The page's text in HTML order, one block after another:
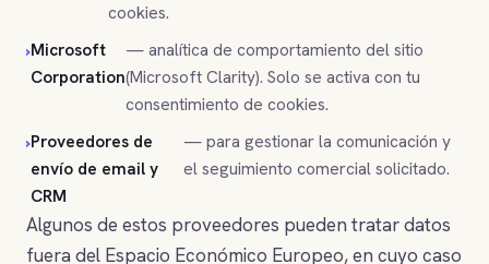
cookies.
Microsoft
Corporation
— analítica de comportamiento del sitio
(Microsoft Clarity). Solo se activa con tu
consentimiento de cookies.
Proveedores de
envío de email y
CRM
— para gestionar la comunicación y
el seguimiento comercial solicitado.
Algunos de estos proveedores pueden tratar datos
fuera del Espacio Económico Europeo, en cuyo caso